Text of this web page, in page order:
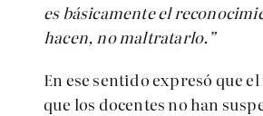
es básicamente el
hacen, no maltratarlo.”
En ese sentido expresó que
que los docentes no han